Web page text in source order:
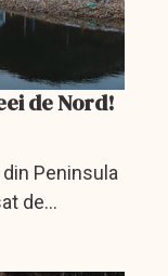
de Nord!
Peninsula
de